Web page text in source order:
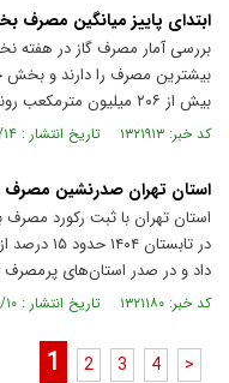
ابتدای پاییز میانگین مصرف بخش خانگی به
بررسی آمار مصرف گاز در هفته
بیشترین مصرف را دارند و بخش
بیش از ۲۰۶ میلیون مترمکعب روند افزایشی داشته‌اند.
کد خبر: ۱۳۲۱۹۱۳ تاریخ انتشار : ۱۴۰۴/۰۷/۱۴
استان تهران صدرنشین مصرف
در
داد و در صدر استان‌های پرمصرف
کد خبر: ۱۳۲۱۱۸۰ تاریخ انتشار : ۱۴۰۴/۰۷/۱۰
1 2 3 4 >